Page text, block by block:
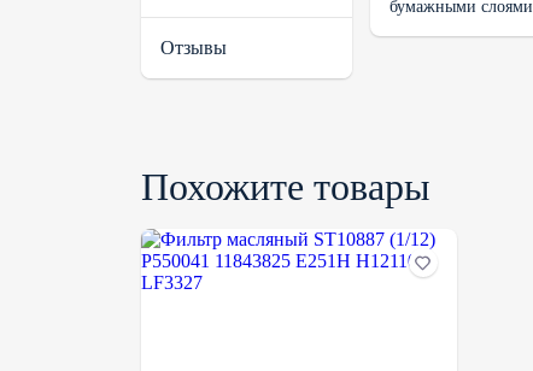
Отзывы
бумажными слоями.
Похожите товары